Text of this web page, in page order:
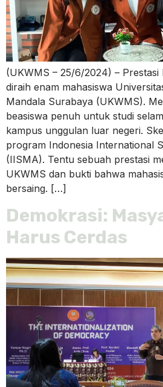
(UKWMS – 25/6/2024) – Prestasi
diraih enam mahasiswa
Mandala Surabaya (UKWMS).
beasiswa penuh untuk studi
kampus unggulan luar negeri.
program Indonesia International
(IISMA). Tentu sebuah prestasi
UKWMS dan bukti bahwa
bersaing. […]
Demokrasi:
Harus Cerdas